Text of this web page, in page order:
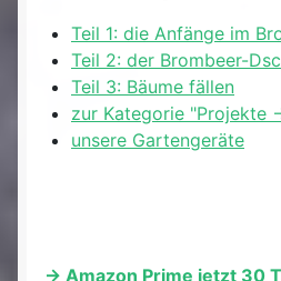
Teil 1: die Anfänge im
Teil 2: der Brombeer-
Teil 3: Bäume fällen
zur Kategorie "Projekte
unsere Gartengeräte
-> Amazon Prime jetzt 30